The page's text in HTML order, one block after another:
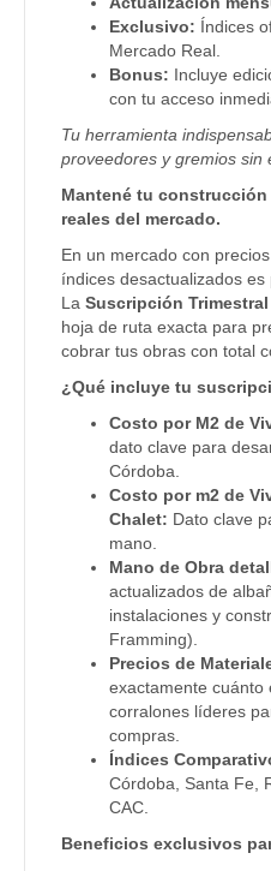
Exclusivo: Índices
Mercado Real.
Bonus: Incluye
con tu acceso
Tu herramienta
proveedores y gremios sin
Mantené tu
reales del mercado.
En un mercado con
índices desactualizados es
La Suscripción
hoja de ruta exacta para
cobrar tus obras con total
¿Qué incluye tu
Costo por M2 de
dato clave para
Córdoba.
Costo por m2 de
Chalet: Dato clave
mano.
Mano de Obra
actualizados de
instalaciones y
Framming).
Precios de
exactamente cuánto
corralones líderes
compras.
Índices
Córdoba, Santa Fe,
CAC.
Beneficios exclusivos